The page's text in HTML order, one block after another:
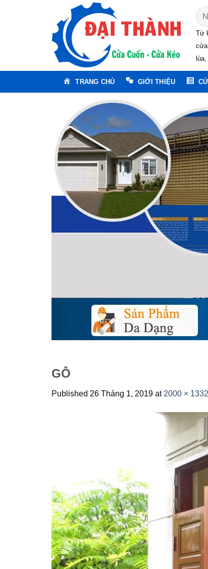
Tìm
Từ
TRANG CHỦ GIỚI THIỆU
GỖ
Published 26 Tháng 1, 2019 at 2000 × 1332